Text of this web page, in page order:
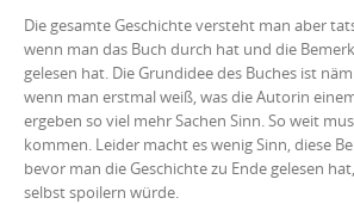
Die gesamte Geschichte versteht man aber
wenn man das Buch durch hat und die
gelesen hat. Die Grundidee des Buches ist
wenn man erstmal weiß, was die Autorin
ergeben so viel mehr Sachen Sinn. So weit
kommen. Leider macht es wenig Sinn, diese
bevor man die Geschichte zu Ende gelesen
selbst spoilern würde.